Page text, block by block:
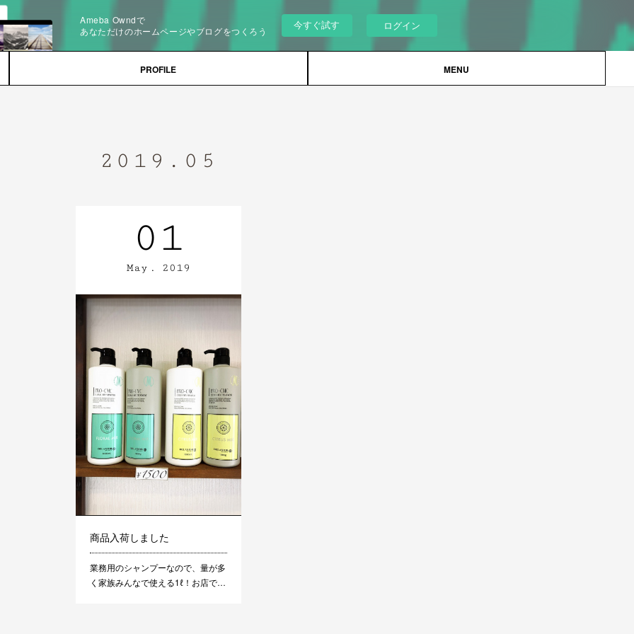
Ameba Owndで
あなただけのホームページやブログをつくろう
今すぐ試す ログイン
PROFILE MENU
2019 . 05
01
May 2019
商品入荷しました
業務用のシャンプーなので、量が多
く家族みんなで使える1ℓ！お店で…